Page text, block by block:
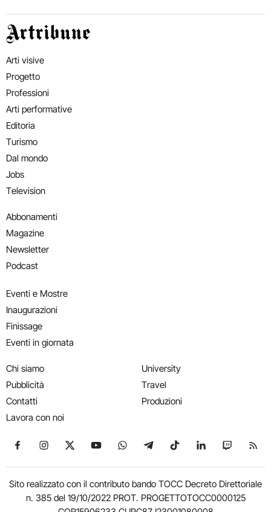
Artribune
Arti visive
Progetto
Professioni
Arti performative
Editoria
Turismo
Dal mondo
Jobs
Television
Abbonamenti
Magazine
Newsletter
Podcast
Eventi e Mostre
Inaugurazioni
Finissage
Eventi in giornata
Chi siamo
Pubblicità
Contatti
Lavora con noi
University
Travel
Produzioni
Seguici su Facebook
Seguici su Instagram
Seguici su X
Seguici su YouTube
Seguici su WhatsApp
Seguici su Telegram
Seguici su TikTok
Seguici su
Seguici
Sito realizzato con il contributo bando TOCC Decreto Direttoriale
n. 385 del 19/10/2022 PROT. PROGETTOTOCC0000125